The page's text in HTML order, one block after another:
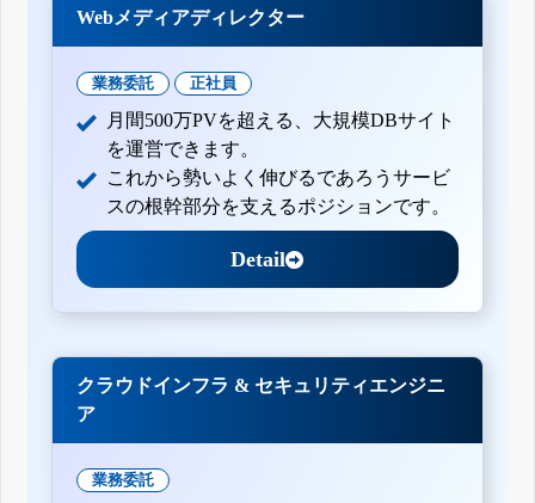
Webメディアディレクター
業務委託 正社員
月間500万PVを超える、大規模DBサイト
を運営できます。
これから勢いよく伸びるであろうサービ
スの根幹部分を支えるポジションです。
Detail
クラウドインフラ & セキュリティエンジニ
ア
業務委託